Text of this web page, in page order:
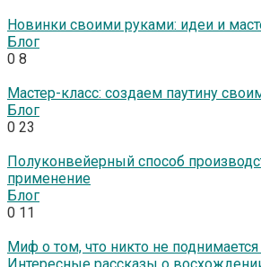
Новинки своими руками: идеи и
Блог
0 8
Мастер-класс: создаем паутину
Блог
0 23
Полуконвейерный способ
применение
Блог
0 11
Миф о том, что никто не
Интересные рассказы о